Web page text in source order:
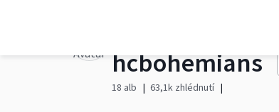
hcbohemians
18 alb
63,1k zhlédnutí